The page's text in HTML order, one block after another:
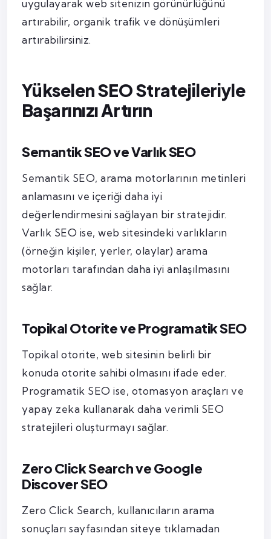
uygulayarak web sitenizin görünürlüğünü
artırabilir, organik trafik ve dönüşümleri
artırabilirsiniz.
Yükselen SEO Stratejileriyle
Başarınızı Artırın
Semantik SEO ve Varlık SEO
Semantik SEO, arama motorlarının metinleri
anlamasını ve içeriği daha iyi
değerlendirmesini sağlayan bir stratejidir.
Varlık SEO ise, web sitesindeki varlıkların
(örneğin kişiler, yerler, olaylar) arama
motorları tarafından daha iyi anlaşılmasını
sağlar.
Topikal Otorite ve Programatik SEO
Topikal otorite, web sitesinin belirli bir
konuda otorite sahibi olmasını ifade eder.
Programatik SEO ise, otomasyon araçları ve
yapay zeka kullanarak daha verimli SEO
stratejileri oluşturmayı sağlar.
Zero Click Search ve Google
Discover SEO
Zero Click Search, kullanıcıların arama
sonuçları sayfasından siteye tıklamadan